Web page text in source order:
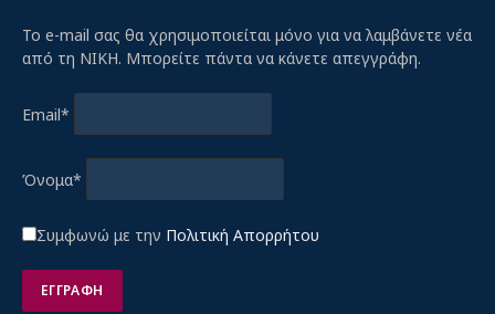
Το e-mail σας θα χρησιμοποιείται μόνο για να λαμβάνετε νέα
από τη ΝΙΚΗ. Μπορείτε πάντα να κάνετε απεγγράφη.
Email*
Όνομα*
Συμφωνώ με την Πολιτική Απορρήτου